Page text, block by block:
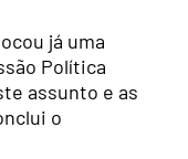
já uma
Política
assunto e as
o